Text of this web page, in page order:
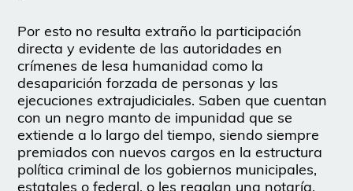
Por esto no resulta extraño la participación
directa y evidente de las autoridades en
crímenes de lesa humanidad como la
desaparición forzada de personas y las
ejecuciones extrajudiciales. Saben que cuentan
con un negro manto de impunidad que se
extiende a lo largo del tiempo, siendo siempre
premiados con nuevos cargos en la estructura
política criminal de los gobiernos municipales,
estatales o federal, o les regalan una notaría.